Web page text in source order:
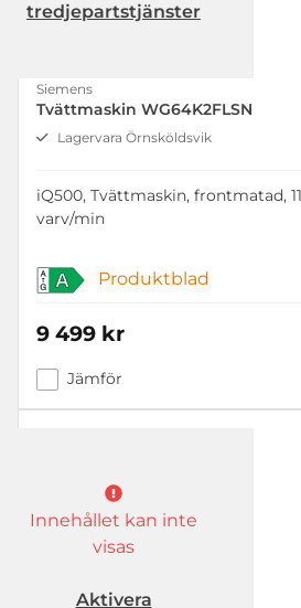
tredjepartstjänster
Siemens
Tvättmaskin WG64K2FLSN
Lagervara Örnsköldsvik
iQ500, Tvättmaskin, frontmatad,
varv/min
A Produktblad
9 499 kr
Jämför
Innehållet kan inte
visas
Aktivera